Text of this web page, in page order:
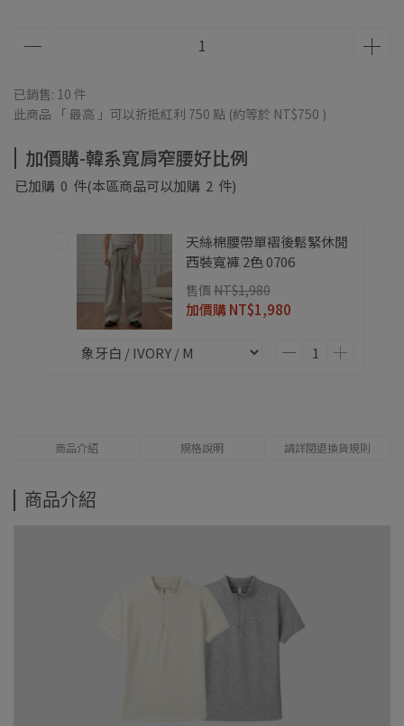
已銷售: 10 件
此商品 「 最高 」可以折抵紅利 750 點 (約等於 NT$750 )
加價購-韓系寬肩窄腰好比例
已加購 0 件(本區商品可以加購 2 件)
天絲棉腰帶單褶後鬆緊休閒
西裝寬褲 2色 0706
售價 NT$1,980
加價購NT$1,980
商品介紹 規格說明 請詳閱退換貨規則
商品介紹